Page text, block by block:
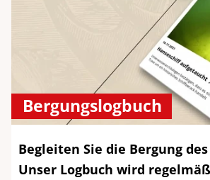
Bergungslogbuch
Begleiten Sie die Bergung
Unser Logbuch wird